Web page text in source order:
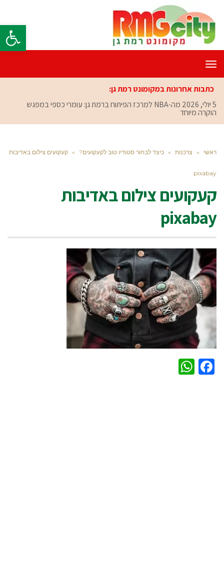
פתח
תפריט
כתבות אחרונות במקומונט רמת גן:
5 יולי, 2026
מה-NBA למרכז הפיתוח ברמת גן: עומרי כספי במפגש
הוקרה מיוחד
ראשי » צרכנות » כיצד לבחור סטודיו טוב לקעקועים? » קעקועים צילום באדיבות
pixabay
קעקועים צילום באדיבות
pixabay
Facebook